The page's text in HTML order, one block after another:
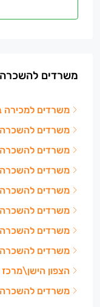
משרדים להשכרה
משרדים למכירה
משרדים
משרדים
משרדים להשכרה
משרדים להשכרה
משרדים להשכרה
משרדים
משרדים להשכרה
הצפון
משרדים להשכרה